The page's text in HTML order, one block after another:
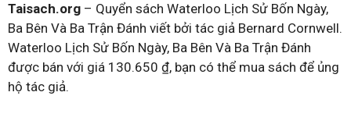
Taisach.org – Quyển sách Waterloo Lịch Sử Bốn Ngày,
Ba Bên Và Ba Trận Đánh viết bởi tác giả Bernard Cornwell.
Waterloo Lịch Sử Bốn Ngày, Ba Bên Và Ba Trận Đánh
được bán với giá 130.650 ₫, bạn có thể mua sách để ủng
hộ tác giả.